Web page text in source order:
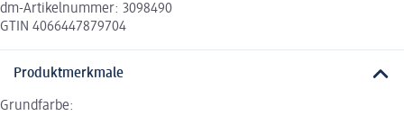
dm-Artikelnummer: 3098490
GTIN 4066447879704
Produktmerkmale
Grundfarbe: